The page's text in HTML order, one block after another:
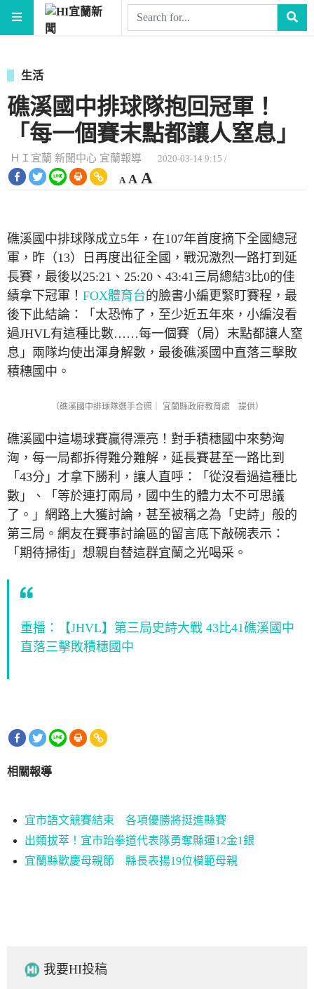
生活
礁溪國中排球隊抱回冠軍！
「每一個賽末點都讓人窒息」
ＨＩ宜蘭 新聞中心 宜蘭報導 2020-03-14 9:15 /
A小
小。
A 重
設
型
大
小。
A
型
大
小。
礁溪國中排球隊成立5年，在107年首度摘下全國總冠
軍，昨（13）日再度出征全國，戰況激烈一路打到延
長賽，最後以25:21、25:20、43:41三局總結3比0的佳
績拿下冠軍！ FOX體育台的臉書小編更緊盯賽程，最
後下此結論：「太恐怖了，至少近五年來，小編沒看
過JHVL有這種比數……每一個賽（局）末點都讓人窒
息」兩隊均使出渾身解數，最後礁溪國中直落三擊敗
積穗國中。
（礁溪國中排球隊選手合照｜ 宜蘭縣政府教育處 提供）
礁溪國中這場球賽贏得漂亮！對手積穗國中來勢洶
洶，每一局都拆得難分難解，延長賽甚至一路比到
「43分」才拿下勝利，讓人直呼：「從沒看過這種比
數」、「等於連打兩局，國中生的體力太不可思議
了。」網路上大獲討論，甚至被稱之為「史詩」般的
第三局。網友在賽事討論區的留言底下敲碗表示：
「期待掃街」想親自替這群宜蘭之光喝采。
重播：【JHVL】第三局史詩大戰 43比41礁溪國中
直落三擊敗積穗國中
相關報導
宜市語文競賽結束 各項優勝將挺進縣賽
出類拔萃！宜市跆拳道代表隊勇奪縣運12金1銀
宜蘭縣歡慶母親節 縣長表揚19位模範母親
我要HI投稿